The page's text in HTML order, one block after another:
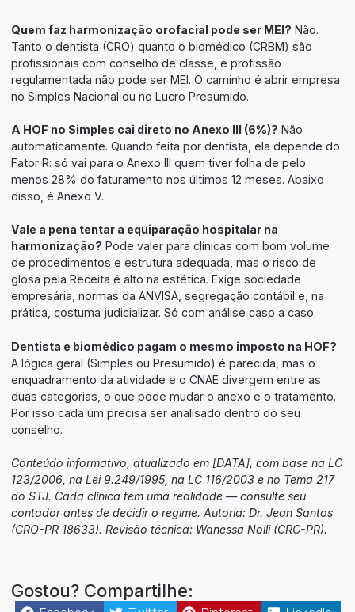
Quem faz harmonização orofacial pode ser MEI? Não.
Tanto o dentista (CRO) quanto o biomédico (CRBM) são
profissionais com conselho de classe, e profissão
regulamentada não pode ser MEI. O caminho é abrir empresa
no Simples Nacional ou no Lucro Presumido.
A HOF no Simples cai direto no Anexo III (6%)? Não
automaticamente. Quando feita por dentista, ela depende do
Fator R: só vai para o Anexo III quem tiver folha de pelo
menos 28% do faturamento nos últimos 12 meses. Abaixo
disso, é Anexo V.
Vale a pena tentar a equiparação hospitalar na
harmonização? Pode valer para clínicas com bom volume
de procedimentos e estrutura adequada, mas o risco de
glosa pela Receita é alto na estética. Exige sociedade
empresária, normas da ANVISA, segregação contábil e, na
prática, costuma judicializar. Só com análise caso a caso.
Dentista e biomédico pagam o mesmo imposto na HOF?
A lógica geral (Simples ou Presumido) é parecida, mas o
enquadramento da atividade e o CNAE divergem entre as
duas categorias, o que pode mudar o anexo e o tratamento.
Por isso cada um precisa ser analisado dentro do seu
conselho.
Conteúdo informativo, atualizado em [DATA], com base na LC
123/2006, na Lei 9.249/1995, na LC 116/2003 e no Tema 217
do STJ. Cada clínica tem uma realidade — consulte seu
contador antes de decidir o regime. Autoria: Dr. Jean Santos
(CRO-PR 18633). Revisão técnica: Wanessa Nolli (CRC-PR).
Gostou? Compartilhe: